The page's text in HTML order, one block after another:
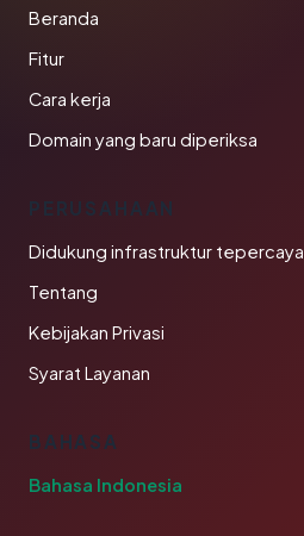
Beranda
Fitur
Cara kerja
Domain yang baru diperiksa
PERUSAHAAN
Didukung infrastruktur tepercaya
Tentang
Kebijakan Privasi
Syarat Layanan
BAHASA
Bahasa Indonesia